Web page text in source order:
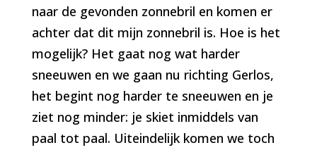
naar de gevonden zonnebril en komen er
achter dat dit mijn zonnebril is. Hoe is het
mogelijk? Het gaat nog wat harder
sneeuwen en we gaan nu richting Gerlos,
het begint nog harder te sneeuwen en je
ziet nog minder: je skiet inmiddels van
paal tot paal. Uiteindelijk komen we toch